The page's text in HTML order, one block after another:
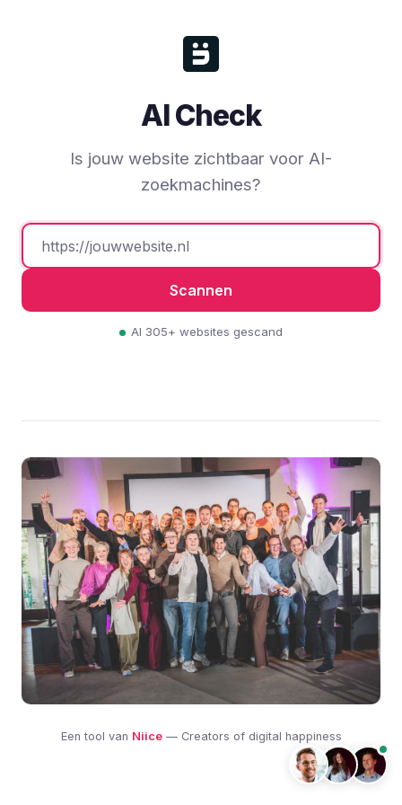
AI Check
Is jouw website zichtbaar voor AI-
zoekmachines?
Scannen
Al 305+ websites gescand
Een tool van Niice— Creators of digital happiness